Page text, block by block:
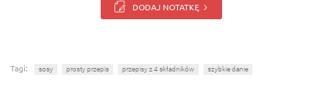
DODAJ NOTATKĘ
Tagi: sosy prosty przepis przepisy z 4 składników szybkie danie